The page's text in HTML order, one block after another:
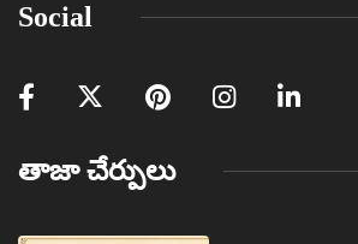
Social
తాజా చేర్పులు